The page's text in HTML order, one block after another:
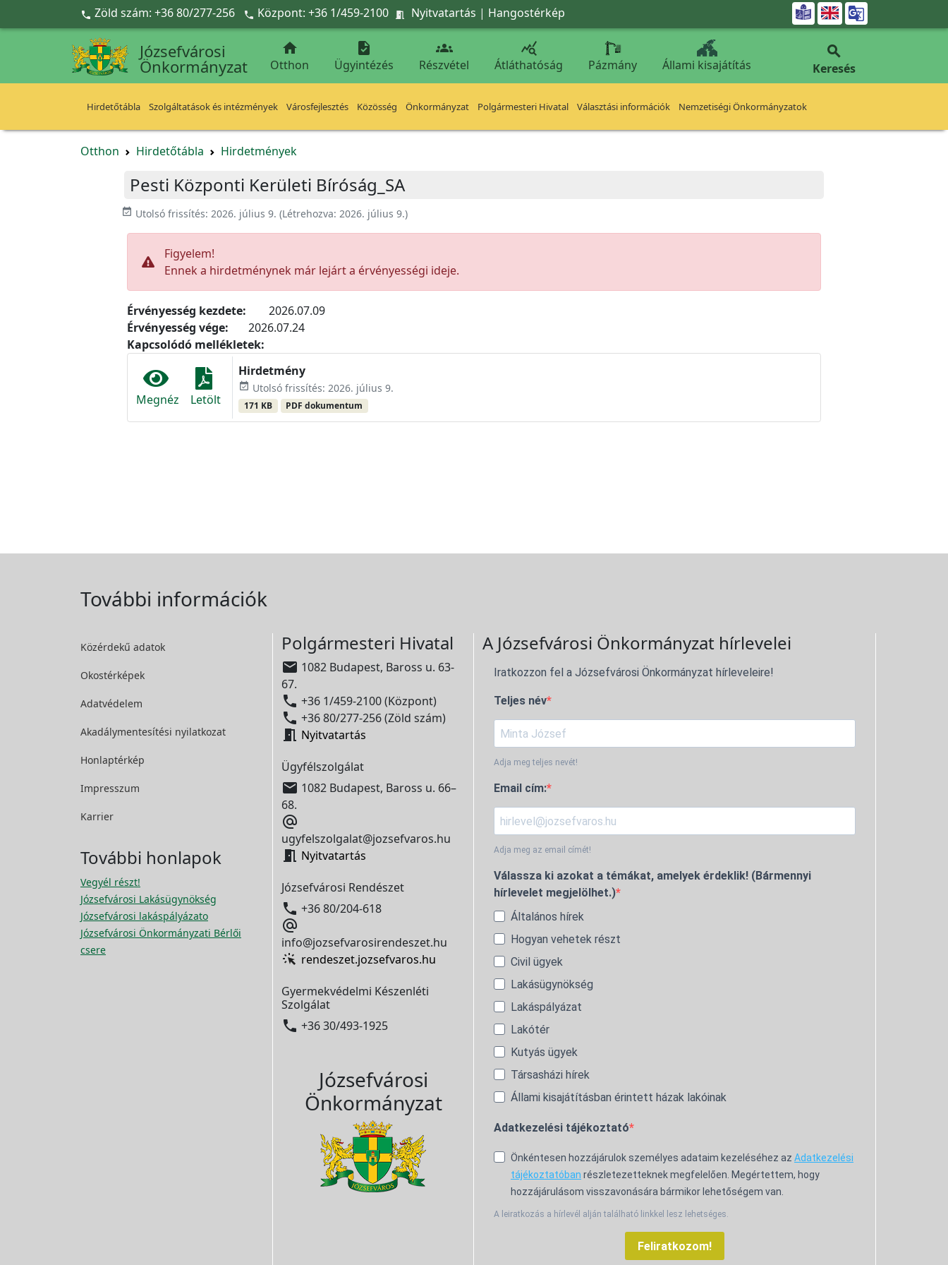
Ugrás a fő tartalomra
 Zöld szám: +36 80/277-256  Központ: +36 1/459-2100  Nyitvatartás | Hangostérkép 
Józsefvárosi
Önkormányzat

Otthon

Ügyintézés

Részvétel

Átláthatóság Pázmány Állami kisajátítás

Keresés
Hirdetőtábla Szolgáltatások és intézmények Városfejlesztés Közösség Önkormányzat Polgármesteri Hivatal Választási információk Nemzetiségi Önkormányzatok
Otthon Hirdetőtábla Hirdetmények
Pesti Központi Kerületi Bíróság_SA
event_available Utolsó frissítés: 2026. július 9. (Létrehozva: 2026. július 9.)
Figyelem!
Ennek a hirdetménynek már lejárt a érvényességi ideje.
Érvényesség kezdete:
2026.07.09
Érvényesség vége:
2026.07.24
Kapcsolódó mellékletek:
Megnéz Letölt
Hirdetmény
event_available Utolsó frissítés: 2026. július 9.
171 KB PDF dokumentum
További információk
Közérdekű adatok
Okostérképek
Adatvédelem
Akadálymentesítési nyilatkozat
Honlaptérkép
Impresszum
Karrier
További honlapok
Vegyél részt!
Józsefvárosi Lakásügynökség
Józsefvárosi lakáspályázato
Józsefvárosi Önkormányzati Bérlői
csere
Polgármesteri Hivatal
 1082 Budapest, Baross u. 63-
67.
 +36 1/459-2100 (Központ)
 +36 80/277-256 (Zöld szám)
 Nyitvatartás
Ügyfélszolgálat
 1082 Budapest, Baross u. 66–
68.

ugyfelszolgalat@jozsefvaros.hu
 Nyitvatartás
Józsefvárosi Rendészet
 +36 80/204-618

info@jozsefvarosirendeszet.hu
rendeszet.jozsefvaros.hu
Gyermekvédelmi Készenléti
Szolgálat
 +36 30/493-1925
Józsefvárosi
Önkormányzat
A Józsefvárosi Önkormányzat hírlevelei
Iratkozzon fel a Józsefvárosi Önkormányzat hírleveleire!
Teljes név
Adja meg teljes nevét!
Email cím:
Adja meg az email címét!
Válassza ki azokat a témákat, amelyek érdeklik! (Bármennyi
hírlevelet megjelölhet.)
Általános hírek
Hogyan vehetek részt
Civil ügyek
Lakásügynökség
Lakáspályázat
Lakótér
Kutyás ügyek
Társasházi hírek
Állami kisajátításban érintett házak lakóinak
Adatkezelési tájékoztató
Önkéntesen hozzájárulok személyes adataim kezeléséhez az Adatkezelési
tájékoztatóban részletezetteknek megfelelően. Megértettem, hogy
hozzájárulásom visszavonására bármikor lehetőségem van.
A leiratkozás a hírlevél alján található linkkel lesz lehetséges.
Feliratkozom!